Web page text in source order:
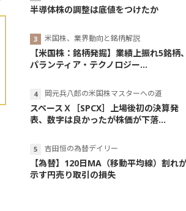
半導体株の調整は底値をつけたか
米国株、業界動向と銘柄解説
【米国株：銘柄発掘】業績上振れ5銘柄、
パランティア・テクノロジー...
岡元兵八郎の米国株マスターへの道
スペースＸ［SPCX］上場後初の決算発
表、数字は良かったが株価が下落...
吉田恒の為替デイリー
【為替】120日MA（移動平均線）割れ
示す円売り取引の損失